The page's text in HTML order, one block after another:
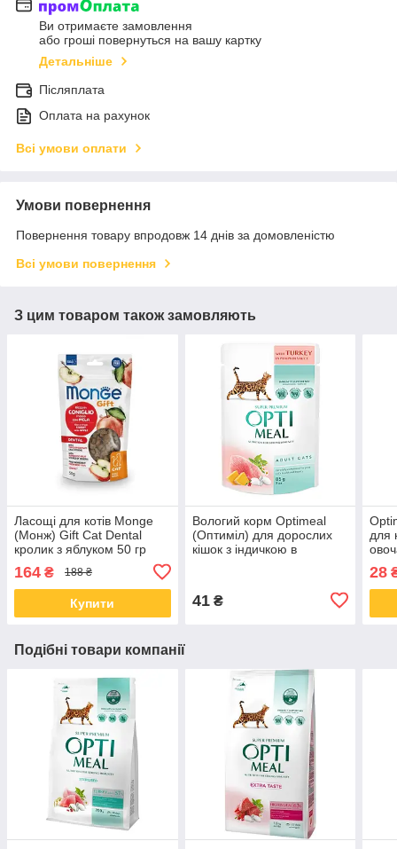
Ви отримаєте замовлення
або гроші повернуться на вашу картку
Детальніше
Післяплата
Оплата на рахунок
Всі умови оплати
Умови повернення
Повернення товару впродовж 14 днів за домовленістю
Всі умови повернення
З цим товаром також замовляють
Ласощі для котів Monge
(Монж) Gift Cat Dental
кролик з яблуком 50 гр
164 ₴ 188 ₴
Купити
Вологий корм Optimeal
(Оптиміл) для дорослих
кішок з індичкою в
41₴
для
28
Подібні товари компанії